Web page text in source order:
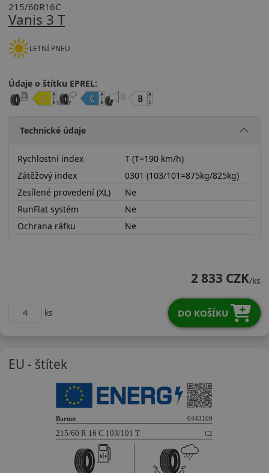
Vanis 3 T
215/60R16C
LETNÍ PNEU
Údaje o štítku EPREL:
Technické údaje
Rychlostní index
T (T=190 km/h)
Zátěžový index
0301 (103/101=875kg/825kg)
Zesílené provedení (XL)
Ne
RunFlat systém
Ne
Ochrana ráfku
Ne
2 833 CZK/ks
ks DO KOŠÍKU
EU - štítek